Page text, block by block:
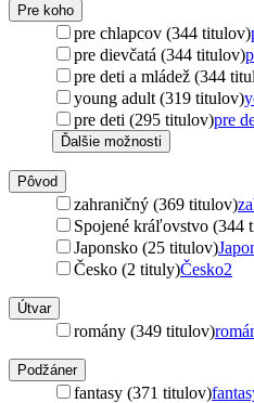
Pre koho
pre chlapcov (344 titulov)
pre dievčatá (344 titulov)
pre deti a mládež (344
young adult (319 titulov)
pre deti (295 titulov)pre
Ďalšie možnosti
Pôvod
zahraničný (369 titulov)
Spojené kráľovstvo (344
Japonsko (25 titulov)
Česko (2 tituly)Česko2
Útvar
romány (349 titulov)
Podžáner
fantasy (371 titulov)